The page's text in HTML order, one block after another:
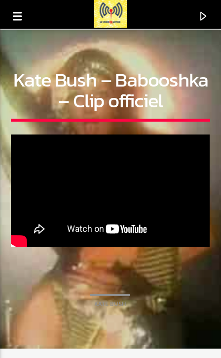
Web-Radio-Le-Mosquitos
Web-Radio-Sicily
Kate Bush – Babooshka
– Clip officiel
KATE BUSH